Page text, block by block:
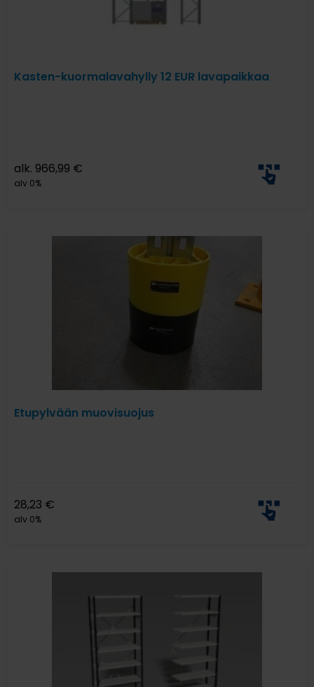
Kasten-kuormalavahylly 12 EUR lavapaikkaa
alk. 966,99 €
alv 0%
Etupylvään muovisuojus
28,23 €
alv 0%